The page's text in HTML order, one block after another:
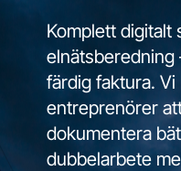
Komplett digitalt
elnätsberedning
färdig faktura.
entreprenörer
dokumentera
dubbelarbete